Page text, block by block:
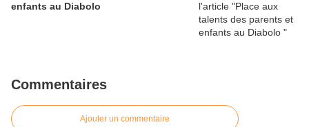
enfants au Diabolo
Commentaires
Ajouter un commentaire